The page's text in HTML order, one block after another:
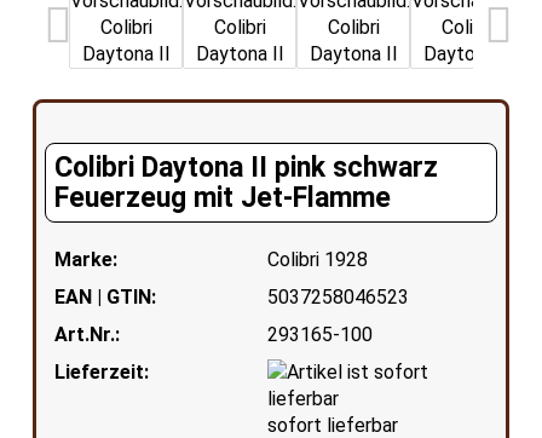
Colibri Daytona II pink schwarz
Feuerzeug mit Jet-Flamme
Marke:
Colibri 1928
EAN | GTIN:
5037258046523
Art.Nr.:
293165-100
Lieferzeit:
sofort lieferbar